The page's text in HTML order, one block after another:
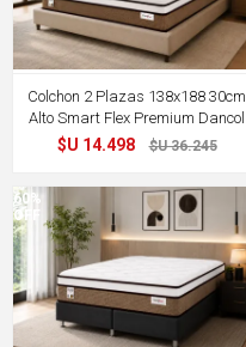
Colchon 2 Plazas 138x188 30cm
Alto Smart Flex Premium Dancol
$U 14.498 $U 36.245
60%
OFF